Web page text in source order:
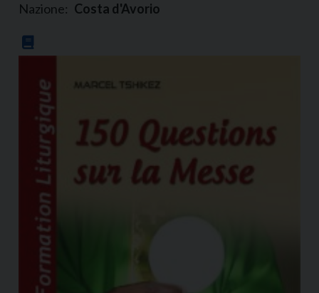
Nazione: Costa d'Avorio